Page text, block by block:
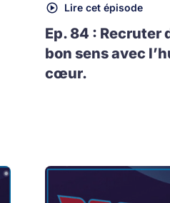
Lire cet épisode
Ep. 84 : Recruter
bon sens avec
cœur.